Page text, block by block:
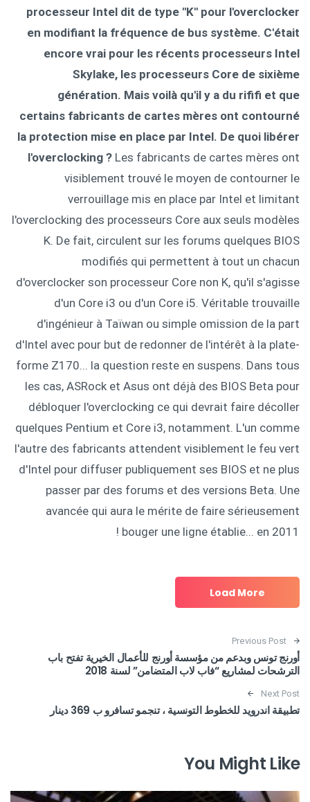
processeur Intel dit de type "K" pour l'overclocker
en modifiant la fréquence de bus système. C'était
encore vrai pour les récents processeurs Intel
Skylake, les processeurs Core de sixième
génération. Mais voilà qu'il y a du rififi et que
certains fabricants de cartes mères ont contourné
la protection mise en place par Intel. De quoi libérer
l'overclocking ? Les fabricants de cartes mères ont
visiblement trouvé le moyen de contourner le
verrouillage mis en place par Intel et limitant
l'overclocking des processeurs Core aux seuls modèles
K. De fait, circulent sur les forums quelques BIOS
modifiés qui permettent à tout un chacun
d'overclocker son processeur Core non K, qu'il s'agisse
d'un Core i3 ou d'un Core i5. Véritable trouvaille
d'ingénieur à Taïwan ou simple omission de la part
d'Intel avec pour but de redonner de l'intérêt à la plate-
forme Z170... la question reste en suspens. Dans tous
les cas, ASRock et Asus ont déjà des BIOS Beta pour
débloquer l'overclocking ce qui devrait faire décoller
quelques Pentium et Core i3, notamment. L'un comme
l'autre des fabricants attendent visiblement le feu vert
d'Intel pour diffuser publiquement ses BIOS et ne plus
passer par des forums et des versions Beta. Une
avancée qui aura le mérite de faire sérieusement
bouger une ligne établie... en 2011 !
Load More
Post navigation
Previous Post
أورنج تونس وبدعم من مؤسسة أورنج للأعمال الخيرية تفتح باب
الترشحات لمشاريع “فاب لاب المتضامن” لسنة 2018
Next Post
تطبيقة اندرويد للخطوط التونسية ، تنجمو تسافرو ب 369 دينار
You Might Like